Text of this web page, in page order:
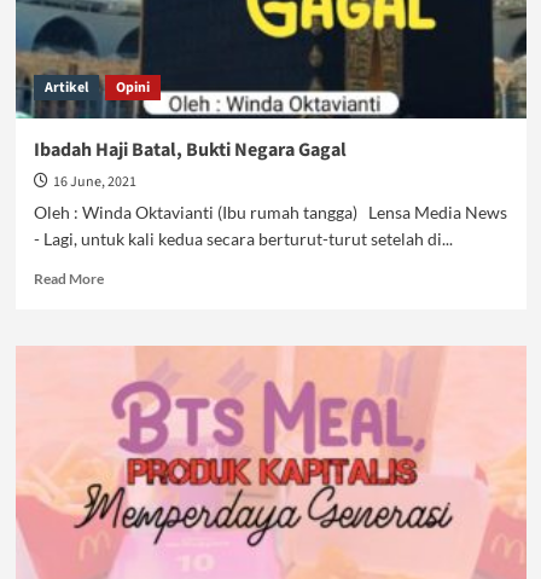
Artikel Opini
Ibadah Haji Batal, Bukti Negara Gagal
16 June, 2021
Oleh : Winda Oktavianti (Ibu rumah tangga) Lensa Media News
- Lagi, untuk kali kedua secara berturut-turut setelah di...
Read MoreRead
Ibadah
Batal,
Bukti
Negara
Gagal